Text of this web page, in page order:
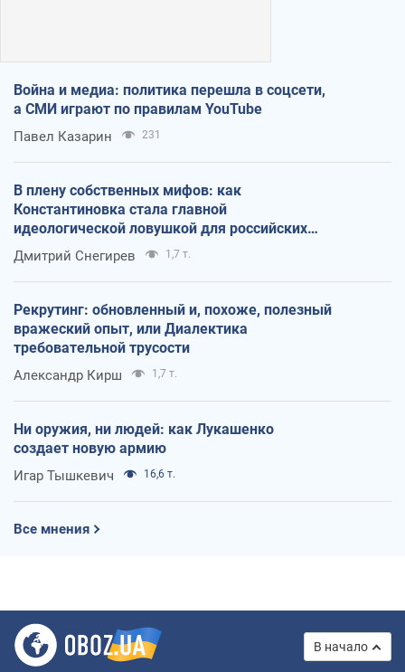
Война и медиа: политика перешла в соцсети,
а СМИ играют по правилам YouTube
Павел Казарин 231
В плену собственных мифов: как
Константиновка стала главной
идеологической ловушкой для российских
оккупантов
Дмитрий Снегирев 1,7 т.
Рекрутинг: обновленный и, похоже, полезный
вражеский опыт, или Диалектика
требовательной трусости
Александр Кирш 1,7 т.
Ни оружия, ни людей: как Лукашенко
создает новую армию
Игар Тышкевич 16,6 т.
Все мнения
В начало